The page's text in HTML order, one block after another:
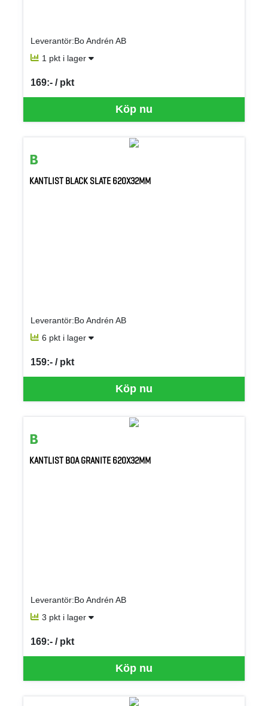
Leverantör:Bo Andrén AB
1 pkt i lager
Köp nu
169:- / pkt
SEK per PKT
KANTLIST BLACK SLATE 620X32MM
Leverantör:Bo Andrén AB
6 pkt i lager
Köp nu
159:- / pkt
SEK per PKT
KANTLIST BOA GRANITE 620X32MM
Leverantör:Bo Andrén AB
3 pkt i lager
Köp nu
169:- / pkt
SEK per PKT